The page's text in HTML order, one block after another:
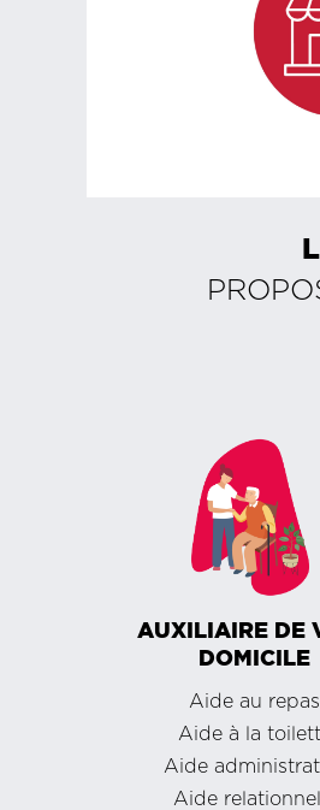
AUXILIAIRE DE
DOMICILE
Aide au repas
Aide à la
Aide
Aide